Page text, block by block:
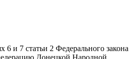
6 и 7 статьи 2 Федерального закона
Донецкой Народной